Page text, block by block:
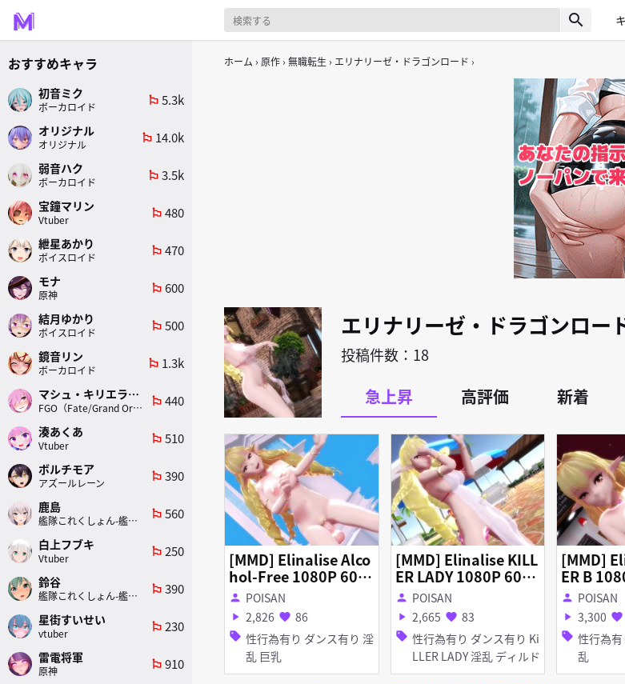
search
ホーム 原作 無職転生 エリナリーゼ・ドラゴンロード
エリナリーゼ・ドラゴンロー
投稿件数：18
急上昇 高評価 新着
[MMD] Elinalise Alco
hol-Free 1080P 60fp
s R-18
person POISAN
play_arrow 2,826 favorite 86
sell 性行為有り ダンス有り 淫
乱 巨乳
[MMD] Elinalise KILL
ER LADY 1080P 60fp
s R-18
person POISAN
play_arrow 2,665 favorite 83
sell 性行為有り ダンス有り Ki
LLER LADY 淫乱 ディルド
[MMD]
ER B
18
person POISAN
play_arrow 3,300 favorite
sell 性行為有り ダンス有
乱
おすすめキャラ
初音ミク
ボーカロイド
emoji_flags 5.3k
オリジナル
オリジナル
emoji_flags 14.0k
弱音ハク
ボーカロイド
emoji_flags 3.5k
宝鐘マリン
Vtuber
emoji_flags 480
紲星あかり
ボイスロイド
emoji_flags 470
モナ
原神
emoji_flags 600
結月ゆかり
ボイスロイド
emoji_flags 500
鏡音リン
ボーカロイド
emoji_flags 1.3k
マシュ・キリエライト
FGO（Fate/Grand Order）
emoji_flags 440
湊あくあ
Vtuber
emoji_flags 510
ボルチモア
アズールレーン
emoji_flags 390
鹿島
艦隊これくしょん-艦これ-
emoji_flags 560
白上フブキ
Vtuber
emoji_flags 250
鈴谷
艦隊これくしょん-艦これ-
emoji_flags 390
星街すいせい
vtuber
emoji_flags 230
雷電将軍
原神
emoji_flags 910